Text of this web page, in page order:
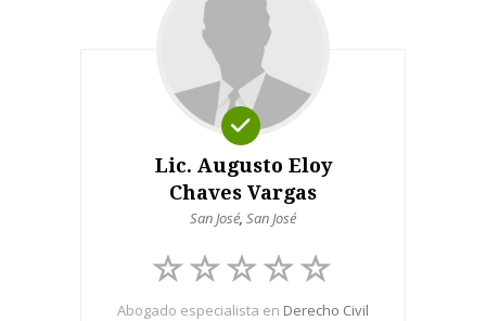
Lic. Augusto Eloy
Chaves Vargas
San José, San José
Abogado especialista en Derecho Civil